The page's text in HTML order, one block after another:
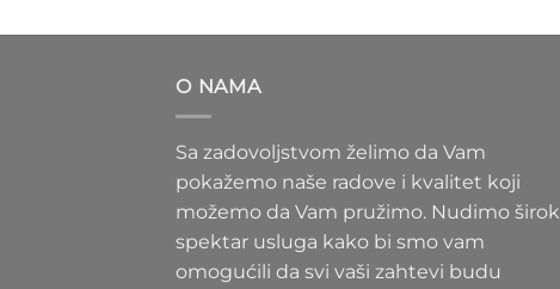
300 RSD
O NAMA
Sa zadovoljstvom želimo da Vam
pokažemo naše radove i kvalitet koji
možemo da Vam pružimo. Nudimo širok
spektar usluga kako bi smo vam
omogućili da svi vaši zahtevi budu